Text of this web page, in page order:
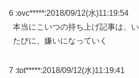
6 :ovc*****:2018/09/12(水)11:19:54
本当にこいつの持ち上げ記事は、
たびに、嫌いになっていく
7 :tot*****:2018/09/12(水)11:19:41